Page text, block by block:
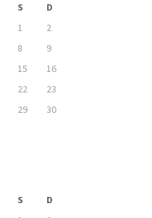
S
D
1
2
8
9
15
16
22
23
29
30
S
D